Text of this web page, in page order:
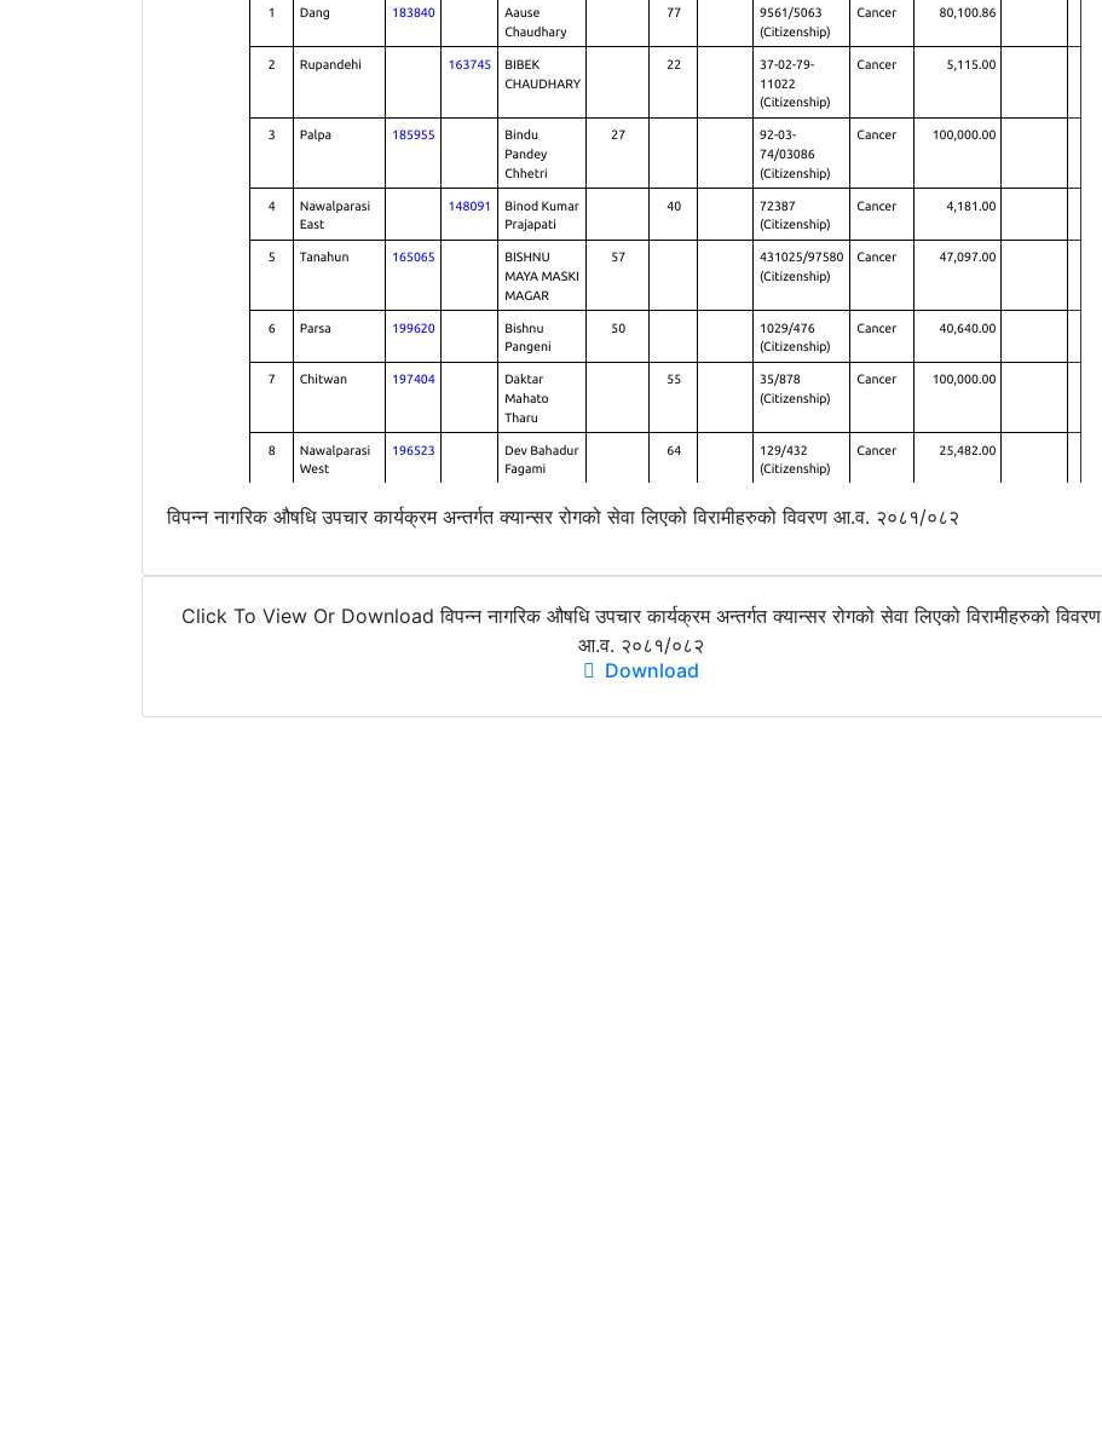
विपन्न नागरिक औषधि उपचार कार्यक्रम अन्तर्गत क्यान्सर रोगको सेवा लिएको विरामीहरुको विवरण आ.व. २०८१/०८२
Click To View Or Download विपन्न नागरिक औषधि उपचार कार्यक्रम अन्तर्गत क्यान्सर रोगको सेवा लिएको विरामीहरुको विवरण
आ.व. २०८१/०८२
Download